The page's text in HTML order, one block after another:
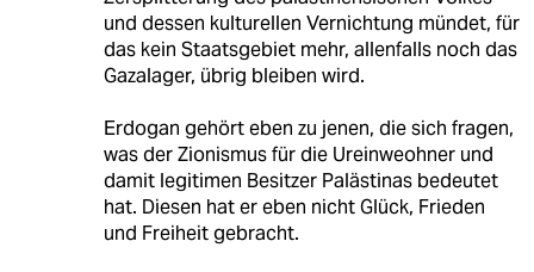
und dessen kulturellen Vernichtung mündet, für
das kein Staatsgebiet mehr, allenfalls noch das
Gazalager, übrig bleiben wird.
Erdogan gehört eben zu jenen, die sich fragen,
was der Zionismus für die Ureinweohner und
damit legitimen Besitzer Palästinas bedeutet
hat. Diesen hat er eben nicht Glück, Frieden
und Freiheit gebracht.